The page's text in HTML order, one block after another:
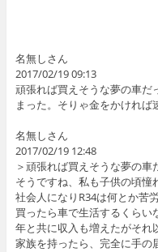
名無しさん
2017/02/19 09:13
頑張れば買えそうな夢の車だ
まった。そりゃ金をかければ
名無しさん
2017/02/19 12:48
＞頑張れば買えそうな夢の車
そうですね、私も子供の頃憧
社会人になりR34は何とか苦
買ったら車で生活するくらい
年と共に収入も増えたがそれ
家族を持ったら、完全に手の